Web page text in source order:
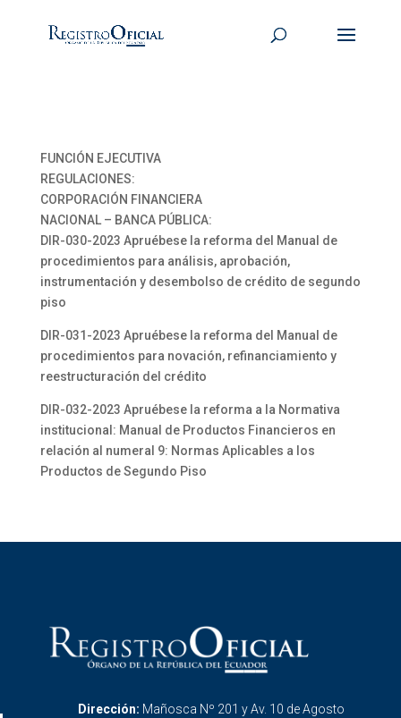
FUNCIÓN EJECUTIVA
REGULACIONES:
CORPORACIÓN FINANCIERA
NACIONAL – BANCA PÚBLICA:
DIR-030-2023 Apruébese la reforma del Manual de
procedimientos para análisis, aprobación,
instrumentación y desembolso de crédito de segundo
piso
DIR-031-2023 Apruébese la reforma del Manual de
procedimientos para novación, refinanciamiento y
reestructuración del crédito
DIR-032-2023 Apruébese la reforma a la Normativa
institucional: Manual de Productos Financieros en
relación al numeral 9: Normas Aplicables a los
Productos de Segundo Piso
Dirección: Mañosca Nº 201 y Av. 10 de Agosto